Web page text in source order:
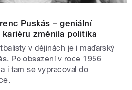
Puskás – geniální
změnila politika
v dějinách je i maďarský
Po obsazení v roce 1956
i tam se vypracoval do